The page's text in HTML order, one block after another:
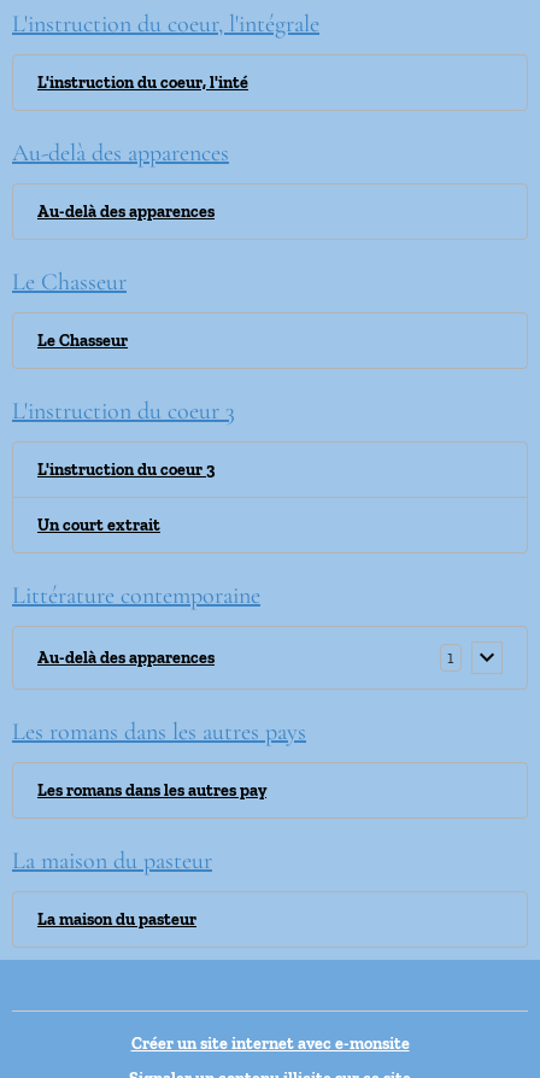
L'instruction du coeur, l'intégrale
L'instruction du coeur, l'inté
Au-delà des apparences
Au-delà des apparences
Le Chasseur
Le Chasseur
L'instruction du coeur 3
L'instruction du coeur 3
Un court extrait
Littérature contemporaine
Au-delà des apparences 1
Les romans dans les autres pays
Les romans dans les autres pay
La maison du pasteur
La maison du pasteur
Créer un site internet avec e-monsite